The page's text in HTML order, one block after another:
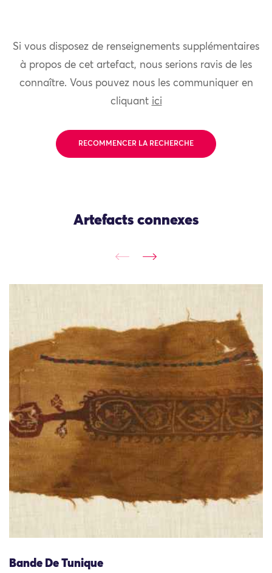
Si vous disposez de renseignements supplémentaires
à propos de cet artefact, nous serions ravis de les
connaître. Vous pouvez nous les communiquer en
cliquant ici
RECOMMENCER LA RECHERCHE
Artefacts connexes
Bande De Tunique